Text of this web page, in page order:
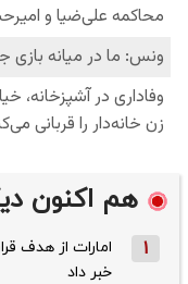
هم اکنون
1
امارات از هدف
خبر داد